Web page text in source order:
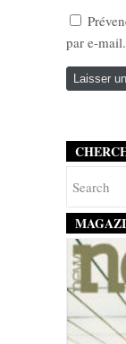
par e-mail.